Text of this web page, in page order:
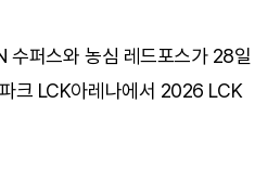
수퍼스와 농심 레드포스가 28일
크 LCK아레나에서 2026 LCK